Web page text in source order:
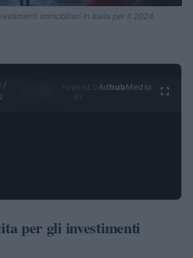
immobiliari in Italia per il 2024.
/
Ad hubMedia
per gli investimenti